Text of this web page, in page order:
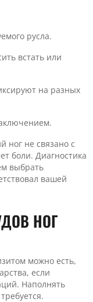
русла.
встать или
на разных
ног не связано с
боли. Диагностика
выбрать
вашей
НОГ
можно есть,
если
Наполнять